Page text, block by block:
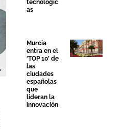
tecnológic
as
Murcia
entra en el
‘TOP 10’ de
las
ciudades
españolas
que
lideran la
innovación